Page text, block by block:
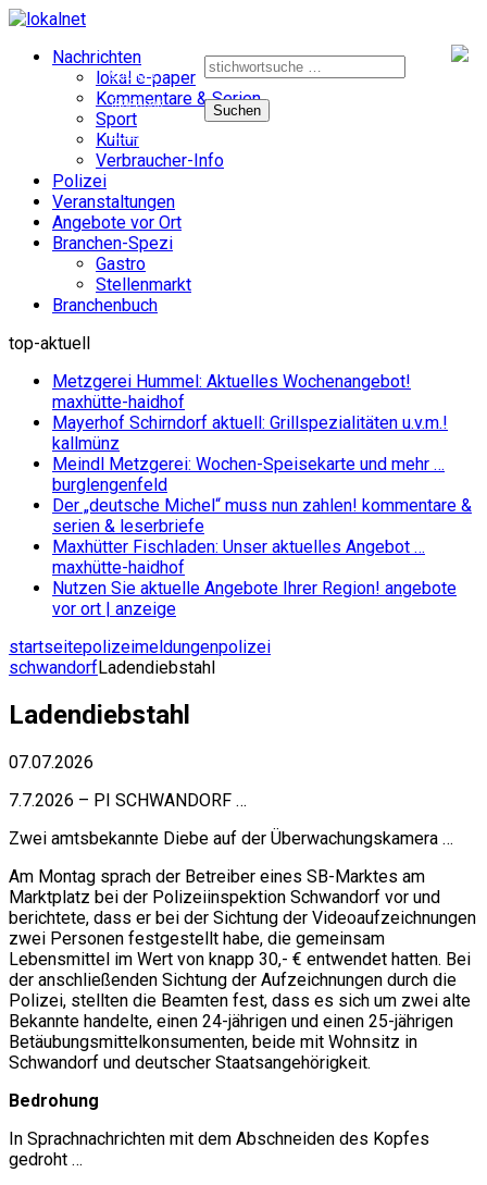
nach:
e-paper
facebook
instagram
Nachrichten
lokal e-paper
Kommentare & Serien
Sport
Kultur
Verbraucher-Info
Polizei
Veranstaltungen
Angebote vor Ort
Branchen-Spezi
Gastro
Stellenmarkt
Branchenbuch
top-aktuell
Metzgerei Hummel: Aktuelles Wochenangebot!
maxhütte-haidhof
Mayerhof Schirndorf aktuell: Grillspezialitäten u.v.m.!
kallmünz
Meindl Metzgerei: Wochen-Speisekarte und mehr …
burglengenfeld
Der „deutsche Michel“ muss nun zahlen! kommentare &
serien & leserbriefe
Maxhütter Fischladen: Unser aktuelles Angebot …
maxhütte-haidhof
Nutzen Sie aktuelle Angebote Ihrer Region! angebote
vor ort | anzeige
startseitepolizeimeldungenpolizei
schwandorfLadendiebstahl
Ladendiebstahl
07.07.2026
7.7.2026 – PI SCHWANDORF …
Zwei amtsbekannte Diebe auf der Überwachungskamera …
Am Montag sprach der Betreiber eines SB-Marktes am
Marktplatz bei der Polizeiinspektion Schwandorf vor und
berichtete, dass er bei der Sichtung der Videoaufzeichnungen
zwei Personen festgestellt habe, die gemeinsam
Lebensmittel im Wert von knapp 30,- € entwendet hatten. Bei
der anschließenden Sichtung der Aufzeichnungen durch die
Polizei, stellten die Beamten fest, dass es sich um zwei alte
Bekannte handelte, einen 24-jährigen und einen 25-jährigen
Betäubungsmittelkonsumenten, beide mit Wohnsitz in
Schwandorf und deutscher Staatsangehörigkeit.
Bedrohung
In Sprachnachrichten mit dem Abschneiden des Kopfes
gedroht …